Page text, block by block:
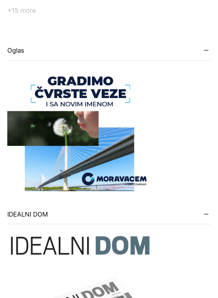
+15 more
Oglas
IDEALNI DOM